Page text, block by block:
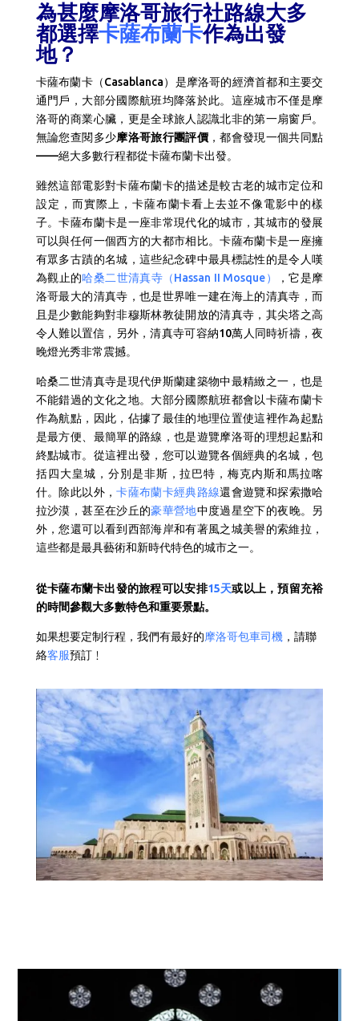
為甚麼摩洛哥旅行社路線大多
都選擇卡薩布蘭卡作為出發
地？
卡薩布蘭卡（Casablanca）是摩洛哥的經濟首都和主要交
通門戶，大部分國際航班均降落於此。這座城市不僅是摩
洛哥的商業心臟，更是全球旅人認識北非的第一扇窗戶。
無論您查閱多少摩洛哥旅行團評價 ，都會發現一個共同點
——絕大多數行程都從卡薩布蘭卡出發。
雖然這部電影對卡薩布蘭卡的描述是較古老的城市定位和
設定，而實際上，卡薩布蘭卡看上去並不像電影中的樣
子。卡薩布蘭卡是一座非常現代化的城市，其城市的發展
可以與任何一個西方的大都市相比。卡薩布蘭卡是一座擁
有眾多古蹟的名城，這些紀念碑中最具標誌性的是令人嘆
為觀止的哈桑二世清真寺（Hassan II Mosque） ，它是摩
洛哥最大的清真寺，也是世界唯一建在海上的清真寺，而
且是少數能夠對非穆斯林教徒開放的清真寺，其尖塔之高
令人難以置信，另外，清真寺可容納10萬人同時祈禱，夜
晚燈光秀非常震撼。
哈桑二世清真寺是現代伊斯蘭建築物中最精緻之一，也是
不能錯過的文化之地。大部分國際航班都會以卡薩布蘭卡
作為航點，因此，佔據了最佳的地理位置使這裡作為起點
是最方便、最簡單的路線，也是遊覽摩洛哥的理想起點和
終點城市。從這裡出發，您可以遊覽各個經典的名城，包
括四大皇城，分別是非斯，拉巴特，梅克内斯和馬拉喀
什。除此以外，卡薩布蘭卡經典路線還會遊覽和探索撒哈
拉沙漠，甚至在沙丘的豪華營地中度過星空下的夜晚。另
外，您還可以看到西部海岸和有著風之城美譽的索維拉，
這些都是最具藝術和新時代特色的城市之一。
從卡薩布蘭卡出發的旅程可以安排15天或以上，預留充裕
的時間參觀大多數特色和重要景點。
如果想要定制行程，我們有最好的摩洛哥包車司機 ，請聯
絡客服預訂﹗